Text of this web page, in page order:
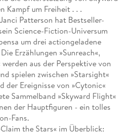
Kampf um Freiheit . . .
Patterson hat Bestseller-
Science-Fiction-Universum
um drei actiongeladene
Erzählungen »Sunreach«,
werden aus der Perspektive von
spielen zwischen »Starsight«
der Ereignisse von »Cytonic«
Sammelband »Skyward Flight«
der Hauptfiguren - ein tolles
Fans.
the Stars« im Überblick: